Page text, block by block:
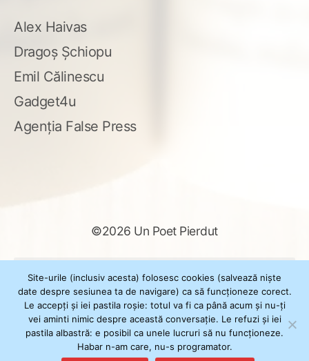
Alex Haivas
Dragoș Șchiopu
Emil Călinescu
Gadget4u
Agenția False Press
©2026 Un Poet Pierdut
după:
Powered byWordPress
ThemeXSimply by Il Jester
Site-urile (inclusiv acesta) folosesc cookies (salvează niște
date despre sesiunea ta de navigare) ca să funcționeze corect.
Le accepți și iei pastila roșie: totul va fi ca până acum și nu-ți
vei aminti nimic despre această conversație. Le refuzi și iei
pastila albastră: e posibil ca unele lucruri să nu funcționeze.
Habar n-am care, nu-s programator.